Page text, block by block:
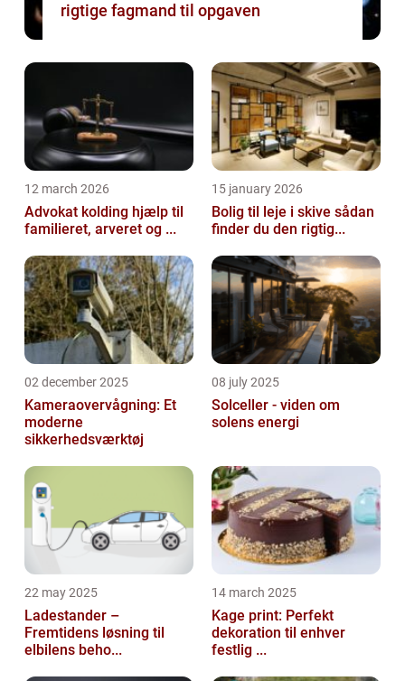
rigtige fagmand til opgaven
12 march 2026
Advokat kolding hjælp til
familieret, arveret og ...
15 january 2026
Bolig til leje i skive sådan
finder du den rigtig...
02 december 2025
Kameraovervågning: Et
moderne
sikkerhedsværktøj
08 july 2025
Solceller - viden om
solens energi
22 may 2025
Ladestander –
Fremtidens løsning til
elbilens beho...
14 march 2025
Kage print: Perfekt
dekoration til enhver
festlig ...